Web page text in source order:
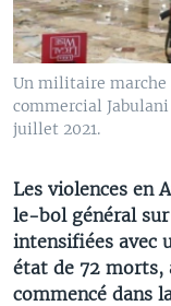
Un militaire marche
commercial
juillet 2021.
Les violences en
le-bol général
intensifiées avec
état de 72 morts,
commencé dans